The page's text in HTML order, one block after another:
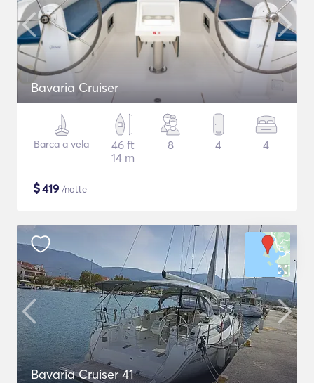
Bavaria Cruiser
Barca a vela
46 ft
14 m
8 4 4
$419 /notte
Bavaria Cruiser 41